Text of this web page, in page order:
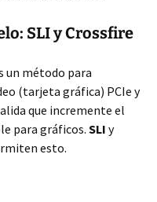
SLI y Crossfire
un método para
(tarjeta gráfica) PCIe y
que incremente el
para gráficos. SLI y
esto.